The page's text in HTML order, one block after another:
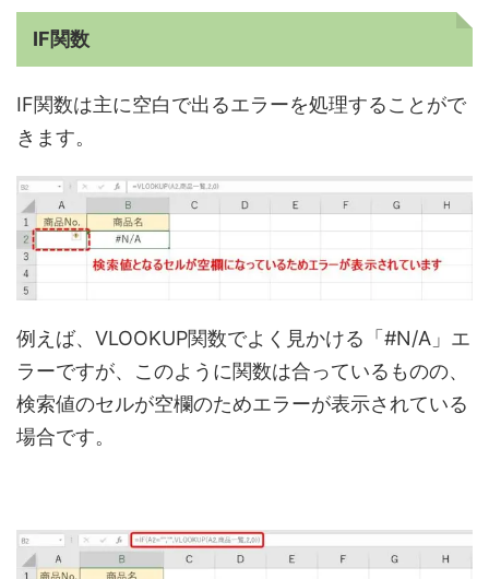
IF関数
IF関数は主に空白で出るエラーを処理することがで
きます。
例えば、VLOOKUP関数でよく見かける「#N/A」エ
ラーですが、このように関数は合っているものの、
検索値のセルが空欄のためエラーが表示されている
場合です。